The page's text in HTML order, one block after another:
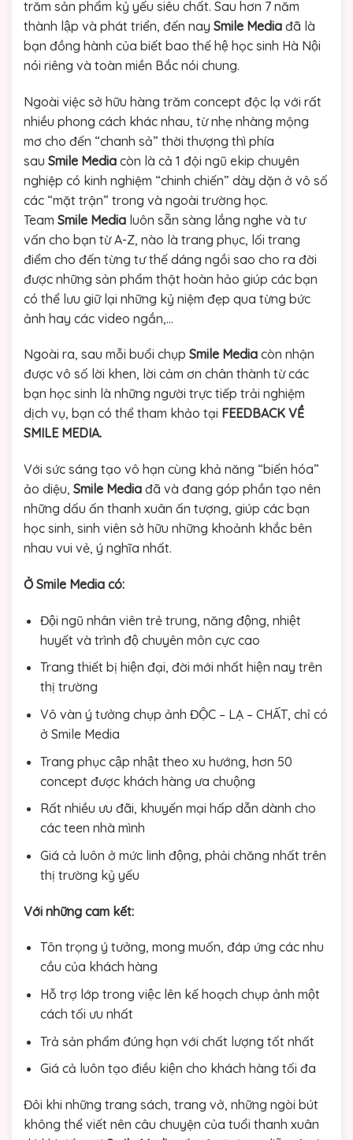
trăm sản phẩm kỷ yếu siêu chất. Sau hơn 7 năm
thành lập và phát triển, đến nay Smile Media đã là
bạn đồng hành của biết bao thế hệ học sinh Hà Nội
nói riêng và toàn miền Bắc nói chung.
Ngoài việc sở hữu hàng trăm concept độc lạ với rất
nhiều phong cách khác nhau, từ nhẹ nhàng mộng
mơ cho đến “chanh sả” thời thượng thì phía
sau Smile Media còn là cả 1 đội ngũ ekip chuyên
nghiệp có kinh nghiệm “chinh chiến” dày dặn ở vô số
các “mặt trận” trong và ngoài trường học.
Team Smile Media luôn sẵn sàng lắng nghe và tư
vấn cho bạn từ A-Z, nào là trang phục, lối trang
điểm cho đến từng tư thế dáng ngồi sao cho ra đời
được những sản phẩm thật hoàn hảo giúp các bạn
có thể lưu giữ lại những kỷ niệm đẹp qua từng bức
ảnh hay các video ngắn,…
Ngoài ra, sau mỗi buổi chụp Smile Media còn nhận
được vô số lời khen, lời cảm ơn chân thành từ các
bạn học sinh là những người trực tiếp trải nghiệm
dịch vụ, bạn có thể tham khảo tại FEEDBACK VỀ
SMILE MEDIA.
Với sức sáng tạo vô hạn cùng khả năng “biến hóa”
ảo diệu, Smile Media đã và đang góp phần tạo nên
những dấu ấn thanh xuân ấn tượng, giúp các bạn
học sinh, sinh viên sở hữu những khoảnh khắc bên
nhau vui vẻ, ý nghĩa nhất.
Ở Smile Media có:
Đội ngũ nhân viên trẻ trung, năng động, nhiệt
huyết và trình độ chuyên môn cực cao
Trang thiết bị hiện đại, đời mới nhất hiện nay trên
thị trường
Vô vàn ý tưởng chụp ảnh ĐỘC – LẠ – CHẤT, chỉ có
ở Smile Media
Trang phục cập nhật theo xu hướng, hơn 50
concept được khách hàng ưa chuộng
Rất nhiều ưu đãi, khuyến mại hấp dẫn dành cho
các teen nhà mình
Giá cả luôn ở mức linh động, phải chăng nhất trên
thị trường kỷ yếu
Với những cam kết:
Tôn trọng ý tưởng, mong muốn, đáp ứng các nhu
cầu của khách hàng
Hỗ trợ lớp trong việc lên kế hoạch chụp ảnh một
cách tối ưu nhất
Trả sản phẩm đúng hạn với chất lượng tốt nhất
Giá cả luôn tạo điều kiện cho khách hàng tối đa
Đôi khi những trang sách, trang vở, những ngòi bút
không thể viết nên câu chuyện của tuổi thanh xuân